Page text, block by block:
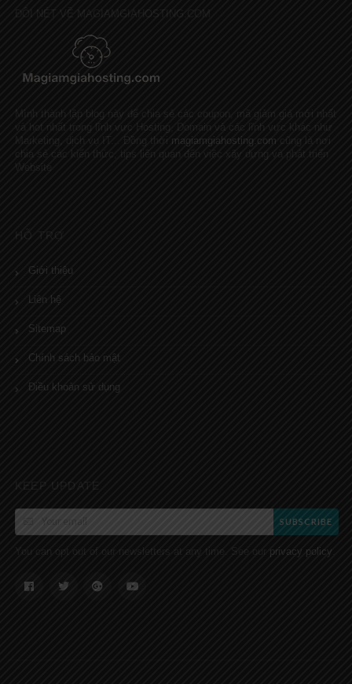
ĐÔI NÉT VỀ MAGIAMGIAHOSTING.COM
Mình thành lập blog này để chia sẻ các coupon, mã giảm giá mới nhất
và hot nhất trong lĩnh vực Hosting, Domain và các lĩnh vực khác như
Marketing, dịch vụ IT... Đồng thời magiamgiahosting.com cũng là nơi
chia sẻ các kiến thức, tips liên quan đến việc xây dựng và phát triển
Website
HỖ TRỢ
Giới thiệu
Liên hệ
Sitemap
Chính sách bảo mật
Điều khoản sử dụng
KEEP UPDATE
SUBSCRIBE
You can opt out of our newsletters at any time. See our privacy policy